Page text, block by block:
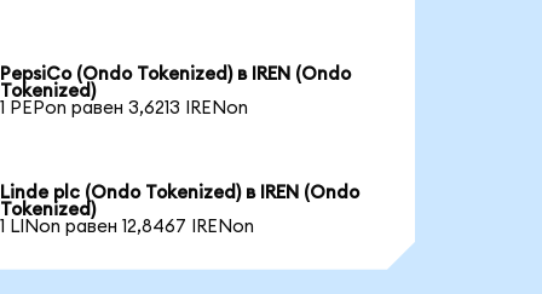
PepsiCo (Ondo Tokenized) в IREN (Ondo
Tokenized)
1 PEPon равен 3,6213 IRENon
Linde plc (Ondo Tokenized) в IREN (Ondo
Tokenized)
1 LINon равен 12,8467 IRENon